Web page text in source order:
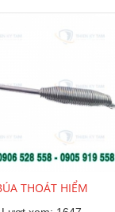
THOÁT HIỂM